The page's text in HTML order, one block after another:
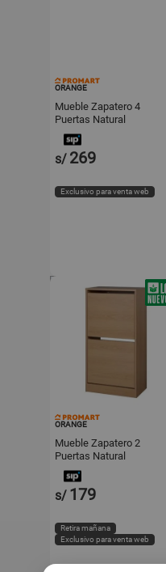
ORANGE
Mueble Zapatero 4
Puertas Natural
96x17x90cm Orange
s/ 269
Exclusivo para venta web
ORANGE
Mueble Zapatero 2
Puertas Natural
49x30x93cm Orange
s/ 179
Retira mañana
Exclusivo para venta web